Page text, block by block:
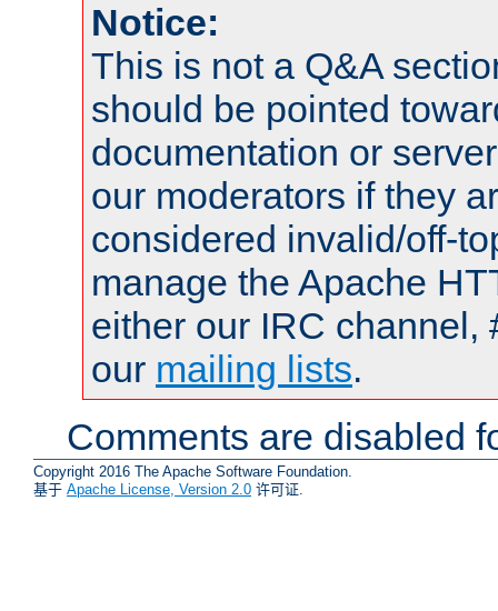
Notice:
This is not a Q&A
should be pointed
documentation or
our moderators if they
considered invalid/off-
manage the Apache
either our IRC channel,
our mailing lists.
Comments are disabled
Copyright 2016 The Apache Software Foundation.
基于 Apache License, Version 2.0 许可证.